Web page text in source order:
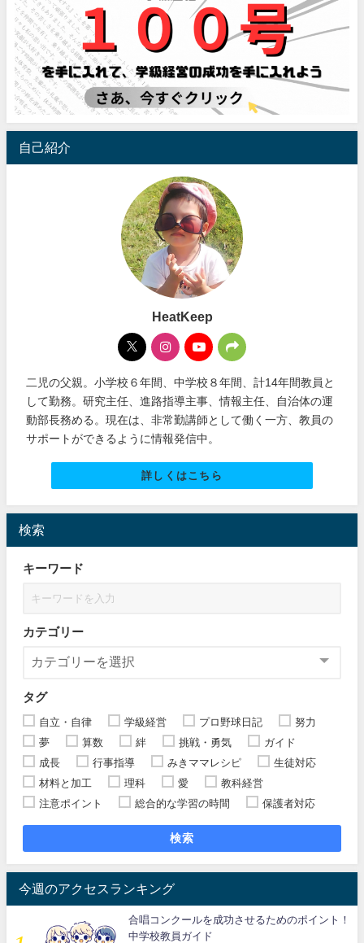
自己紹介
HeatKeep
二児の父親。小学校６年間、中学校８年間、計14年間教員と
して勤務。研究主任、進路指導主事、情報主任、自治体の運
動部長務める。現在は、非常勤講師として働く一方、教員の
サポートができるように情報発信中。
詳しくはこちら
検索
キーワード
カテゴリー
タグ
自立・自律 学級経営 プロ野球日記
努力
夢
算数 絆 挑戦・勇気
ガイド
成長
行事指導 みきママレシピ
生徒対応
材料と加工
理科 愛
教科経営
注意ポイント
総合的な学習の時間 保護者対応
検索
今週のアクセスランキング
合唱コンクールを成功させるためのポイント！
中学校教員ガイド